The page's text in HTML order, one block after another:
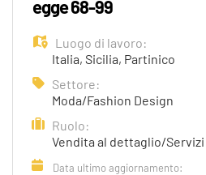
di
lavoro
Carica
il
CV
Login
Lingua
egge 68-99
Luogo di lavoro:
Italia, Sicilia, Partinico
Settore:
Moda/Fashion Design
Ruolo:
Vendita al dettaglio/
Data ultimo aggiornamento: